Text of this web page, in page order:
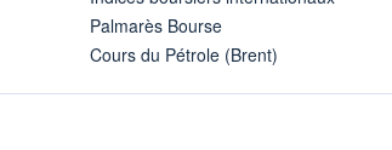
Palmarès Bourse
Cours du Pétrole (Brent)